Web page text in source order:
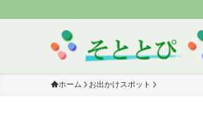
ホーム お出かけスポット